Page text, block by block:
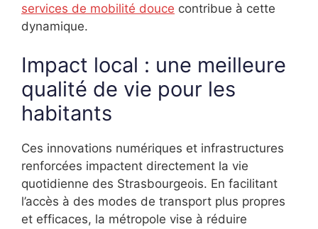
services de mobilité douce contribue à cette
dynamique.
Impact local : une meilleure
qualité de vie pour les
habitants
Ces innovations numériques et infrastructures
renforcées impactent directement la vie
quotidienne des Strasbourgeois. En facilitant
l’accès à des modes de transport plus propres
et efficaces, la métropole vise à réduire